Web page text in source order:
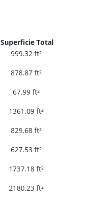
Superficie Total
999.32 ft²
878.87 ft²
67.99 ft²
1361.09 ft²
829.68 ft²
627.53 ft²
1737.18 ft²
2180.23 ft²